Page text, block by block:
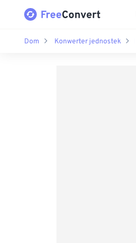
Dom Konwerter jednostek